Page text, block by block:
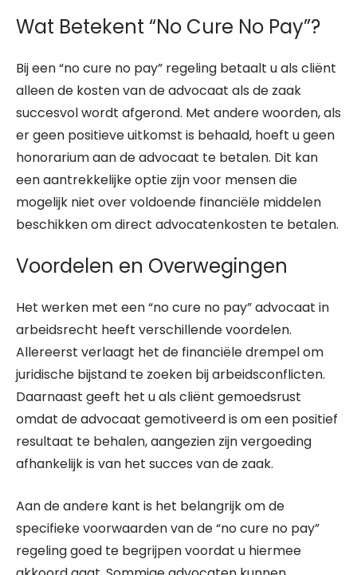
Wat Betekent “No Cure No Pay”?
Bij een “no cure no pay” regeling betaalt u als cliënt
alleen de kosten van de advocaat als de zaak
succesvol wordt afgerond. Met andere woorden, als
er geen positieve uitkomst is behaald, hoeft u geen
honorarium aan de advocaat te betalen. Dit kan
een aantrekkelijke optie zijn voor mensen die
mogelijk niet over voldoende financiële middelen
beschikken om direct advocatenkosten te betalen.
Voordelen en Overwegingen
Het werken met een “no cure no pay” advocaat in
arbeidsrecht heeft verschillende voordelen.
Allereerst verlaagt het de financiële drempel om
juridische bijstand te zoeken bij arbeidsconflicten.
Daarnaast geeft het u als cliënt gemoedsrust
omdat de advocaat gemotiveerd is om een positief
resultaat te behalen, aangezien zijn vergoeding
afhankelijk is van het succes van de zaak.
Aan de andere kant is het belangrijk om de
specifieke voorwaarden van de “no cure no pay”
regeling goed te begrijpen voordat u hiermee